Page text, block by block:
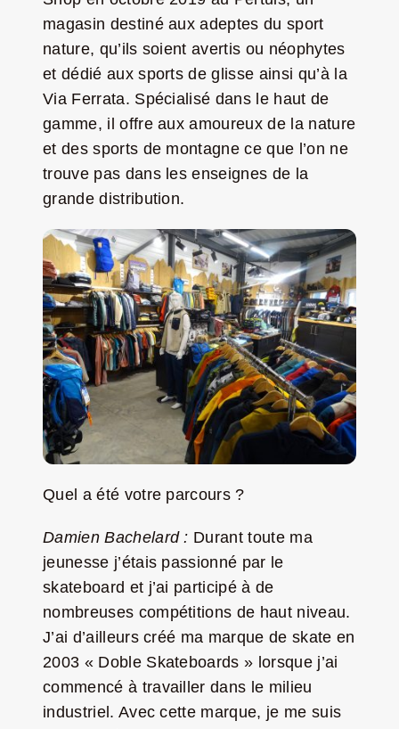
Nouveau Magazine EnVelay
Jeu concours – Gagnez votre bûche de Noël 2025
magasin destiné aux adeptes du sport
nature, qu’ils soient avertis ou néophytes
et dédié aux sports de glisse ainsi qu’à la
Via Ferrata. Spécialisé dans le haut de
gamme, il offre aux amoureux de la nature
et des sports de montagne ce que l’on ne
trouve pas dans les enseignes de la
grande distribution.
Quel a été votre parcours ?
Damien Bachelard : Durant toute ma
jeunesse j’étais passionné par le
skateboard et j’ai participé à de
nombreuses compétitions de haut niveau.
J’ai d’ailleurs créé ma marque de skate en
2003 « Doble Skateboards » lorsque j’ai
commencé à travailler dans le milieu
industriel. Avec cette marque, je me suis